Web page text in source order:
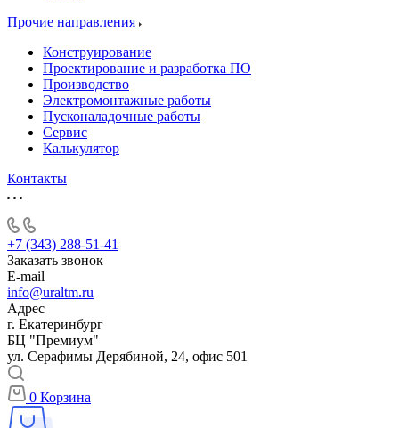
Прочие направления
Конструирование
Проектирование и разработка ПО
Производство
Электромонтажные работы
Пусконаладочные работы
Сервис
Калькулятор
Контакты
+7 (343) 288-51-41
Заказать звонок
E-mail
info@uraltm.ru
Адрес
г. Екатеринбург
БЦ "Премиум"
ул. Серафимы Дерябиной, 24, офис 501
0 Корзина